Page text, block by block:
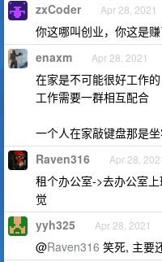
zxCoder Apr 28, 2021
你这哪叫创业，你这是
enaxm Apr 28, 2021
在家是不可能很好工作的
工作需要一群相互配合
一个人在家敲键盘那是坐
Raven316 Apr 28,
租个办公室->去办公室
觉
yyh325 Apr 28, 2021
@Raven316 笑死, 主要